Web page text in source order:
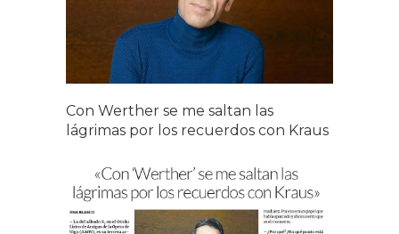
Con Werther se me saltan las
lágrimas por los recuerdos con Kraus